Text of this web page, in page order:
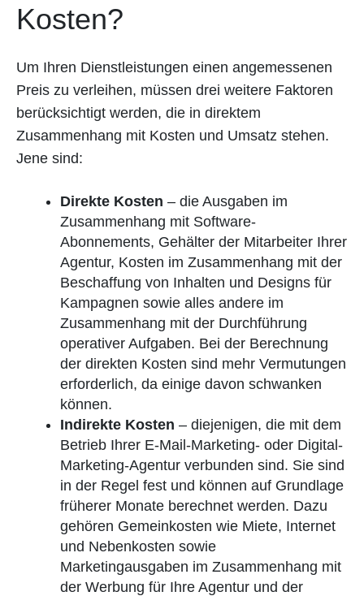
Kosten?
Um Ihren Dienstleistungen einen angemessenen
Preis zu verleihen, müssen drei weitere Faktoren
berücksichtigt werden, die in direktem
Zusammenhang mit Kosten und Umsatz stehen.
Jene sind:
Direkte Kosten – die Ausgaben im
Zusammenhang mit Software-
Abonnements, Gehälter der Mitarbeiter Ihrer
Agentur, Kosten im Zusammenhang mit der
Beschaffung von Inhalten und Designs für
Kampagnen sowie alles andere im
Zusammenhang mit der Durchführung
operativer Aufgaben. Bei der Berechnung
der direkten Kosten sind mehr Vermutungen
erforderlich, da einige davon schwanken
können.
Indirekte Kosten – diejenigen, die mit dem
Betrieb Ihrer E-Mail-Marketing- oder Digital-
Marketing-Agentur verbunden sind. Sie sind
in der Regel fest und können auf Grundlage
früherer Monate berechnet werden. Dazu
gehören Gemeinkosten wie Miete, Internet
und Nebenkosten sowie
Marketingausgaben im Zusammenhang mit
der Werbung für Ihre Agentur und der